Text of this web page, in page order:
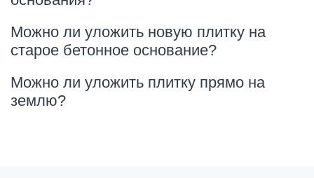
Можно ли уложить новую плитку на
старое бетонное основание?
Можно ли уложить плитку прямо на
землю?